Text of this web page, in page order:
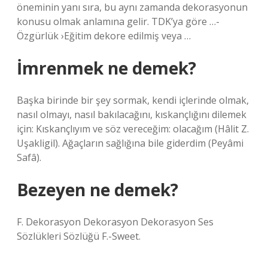
öneminin yanı sıra, bu aynı zamanda dekorasyonun
konusu olmak anlamına gelir. TDK’ya göre …-
Özgürlük ›Eğitim dekore edilmiş veya …
İmrenmek ne demek?
Başka birinde bir şey sormak, kendi içlerinde olmak,
nasıl olmayı, nasıl bakılacağını, kıskançlığını dilemek
için: Kıskançlıyım ve söz vereceğim: olacağım (Hâlit Z.
Uşakligil). Ağaçların sağlığına bile giderdim (Peyâmi
Safâ).
Bezeyen ne demek?
F. Dekorasyon Dekorasyon Dekorasyon Ses
Sözlükleri Sözlüğü F.-Sweet.